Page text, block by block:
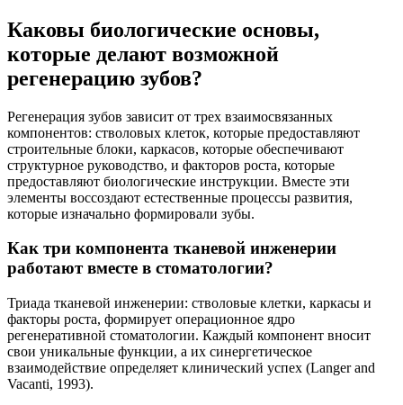
Каковы биологические основы,
которые делают возможной
регенерацию зубов?
Регенерация зубов зависит от трех взаимосвязанных
компонентов: стволовых клеток, которые предоставляют
строительные блоки, каркасов, которые обеспечивают
структурное руководство, и факторов роста, которые
предоставляют биологические инструкции. Вместе эти
элементы воссоздают естественные процессы развития,
которые изначально формировали зубы.
Как три компонента тканевой инженерии
работают вместе в стоматологии?
Триада тканевой инженерии: стволовые клетки, каркасы и
факторы роста, формирует операционное ядро
регенеративной стоматологии. Каждый компонент вносит
свои уникальные функции, а их синергетическое
взаимодействие определяет клинический успех (Langer and
Vacanti, 1993).